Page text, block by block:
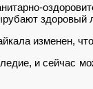
здоровый
изменен,
и сейчас